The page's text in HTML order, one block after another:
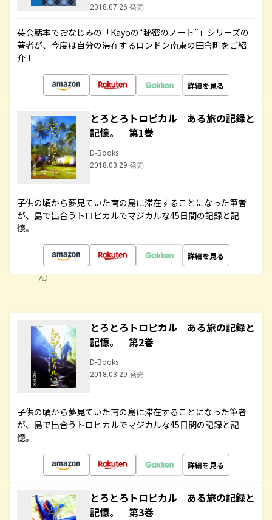
2018.07.26 発売
英会話本でおなじみの「Kayoの“秘密のノート”」シリーズの
著者が、今度は自分の滞在するロンドン南東の田舎町をご紹
介！
詳細を見る
とろとろトロピカル ある旅の記録と
記憶。 第1巻
D-Books
2018.03.29 発売
子供の頃から夢見ていた南の島に滞在することになった筆者
が、島で出合うトロピカルでマジカルな45日間の記録と記
憶。
詳細を見る
AD
とろとろトロピカル ある旅の記録と
記憶。 第2巻
D-Books
2018.03.29 発売
子供の頃から夢見ていた南の島に滞在することになった筆者
が、島で出合うトロピカルでマジカルな45日間の記録と記
憶。
詳細を見る
とろとろトロピカル ある旅の記録と
記憶。 第3巻